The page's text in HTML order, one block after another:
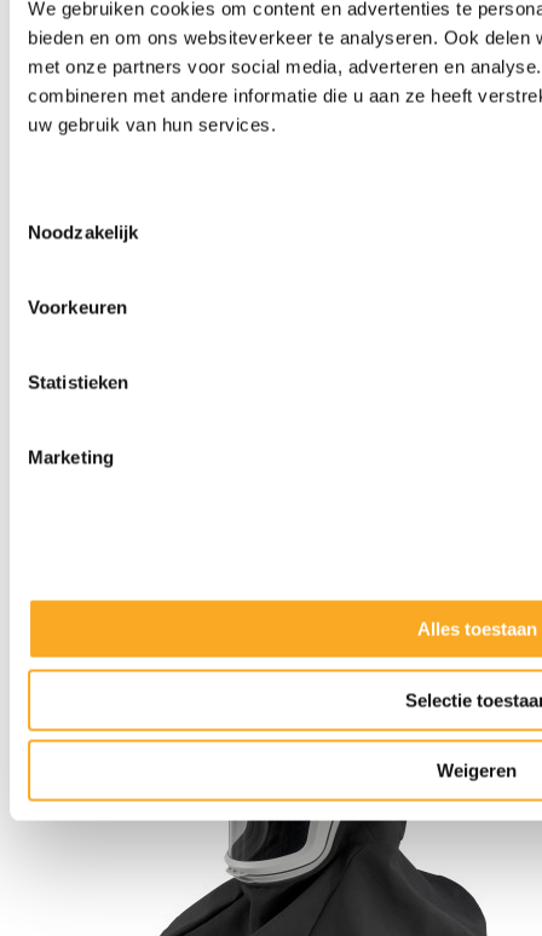
We gebruiken cookies om content en advertenties te
bieden en om ons websiteverkeer te analyseren. Ook
met onze partners voor social media, adverteren en
combineren met andere informatie die u aan ze heeft
uw gebruik van hun services.
Noodzakelijk
Voorkeuren
Statistieken
Marketing
Alles toestaan
Selectie
Weigeren
Slijpkappen